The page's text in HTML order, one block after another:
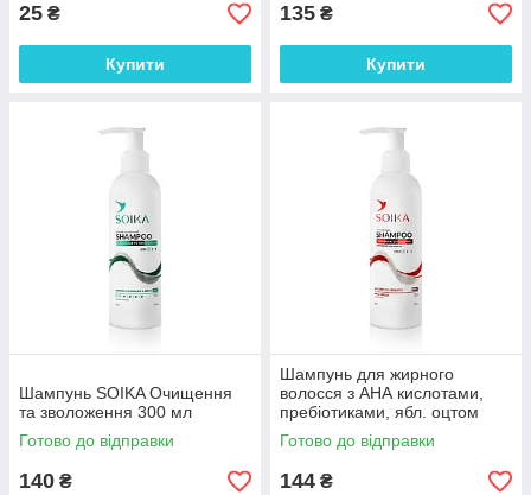
25 ₴
Купити
135 ₴
Купити
Шампунь SOIKA Очищення
та зволоження 300 мл
Готово до відправки
140 ₴
Шампунь для жирного
волосся з АНА кислотами,
пребіотиками, ябл. оцтом
Soika 300 мл
Готово до відправки
144 ₴